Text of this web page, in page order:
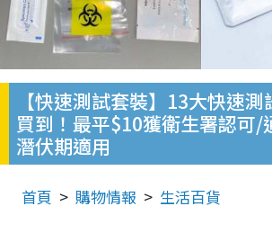
【快速測試套裝】13大快速
買到！最平$10獲衛生署認可/
潛伏期適用
首頁 購物情報 生活百貨